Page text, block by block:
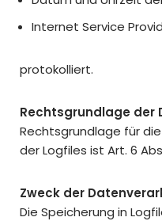
Internet Service
protokolliert.
Rechtsgrundlage der
Rechtsgrundlage für
der Logfiles ist Art. 6
Zweck der
Die Speicherung in